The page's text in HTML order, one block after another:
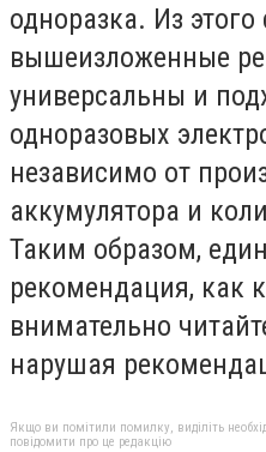
одноразка. Из этого
вышеизложенные
универсальны и
одноразовых
независимо от
аккумулятора и
Таким образом,
рекомендация, как
внимательно
нарушая
Якщо ви помітили помилку, виділіть
повідомити про це редакцію